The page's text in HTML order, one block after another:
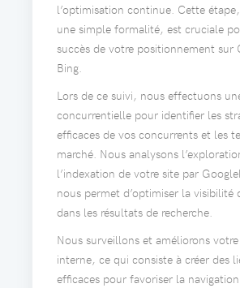
l’optimisation continue. Cette
une simple formalité, est cruciale
succès de votre positionnement sur
Bing.
Lors de ce suivi, nous effectuons
concurrentielle pour identifier les
efficaces de vos concurrents et les
marché. Nous analysons
l’indexation de votre site par
nous permet d’optimiser la visibilité
dans les résultats de recherche.
Nous surveillons et améliorons
interne, ce qui consiste à créer des
efficaces pour favoriser la